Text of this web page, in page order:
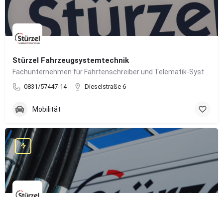
Stürzel Fahrzeugsystemtechnik
0831/57447-14 Dieselstraße 6
Mobilität